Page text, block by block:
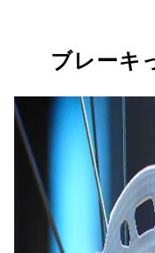
ブレーキ